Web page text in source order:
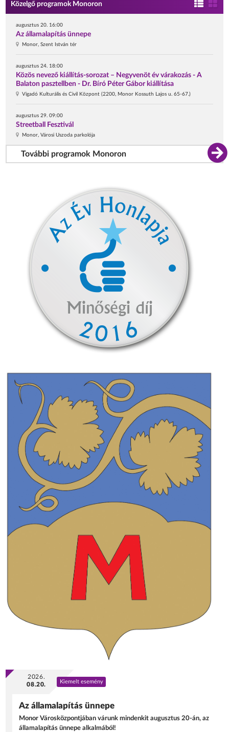
Közelgő programok Monoron
augusztus 20. 16:00
Az államalapítás ünnepe
Monor, Szent István tér
augusztus 24. 18:00
Közös nevező kiállítás-sorozat – Negyvenöt év várakozás - A
Balaton pasztellben - Dr. Bíró Péter Gábor kiállítása
Vigadó Kulturális és Civil Központ (2200, Monor Kossuth Lajos u. 65-67.)
augusztus 29. 09:00
Streetball Fesztivál
Monor, Városi Uszoda parkolója
További programok Monoron
2026.
08.20.
Kiemelt esemény
Az államalapítás ünnepe
Monor Városközpontjában várunk mindenkit augusztus 20-án, az
államalapítás ünnepe alkalmából!